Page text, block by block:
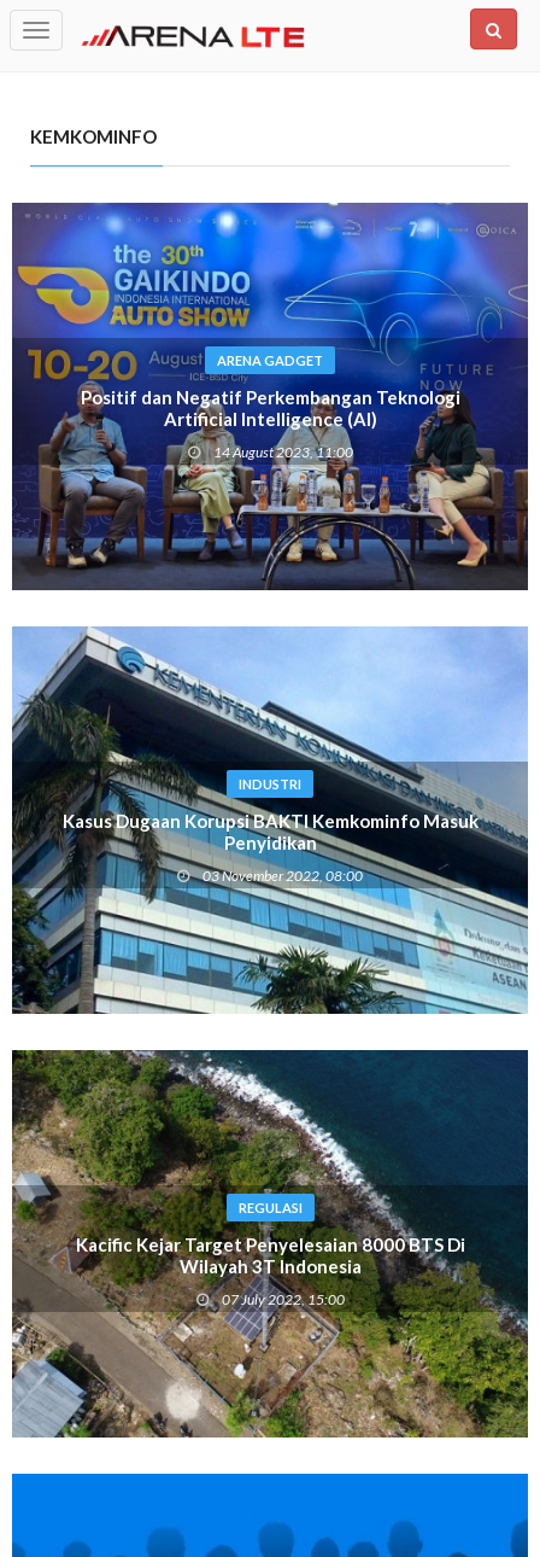
Toggle
navigation
KEMKOMINFO
ARENA GADGET
Positif dan Negatif Perkembangan Teknologi
Artificial Intelligence (AI)
14 August 2023, 11:00
INDUSTRI
Kasus Dugaan Korupsi BAKTI Kemkominfo Masuk
Penyidikan
03 November 2022, 08:00
REGULASI
Kacific Kejar Target Penyelesaian 8000 BTS Di
Wilayah 3T Indonesia
07 July 2022, 15:00